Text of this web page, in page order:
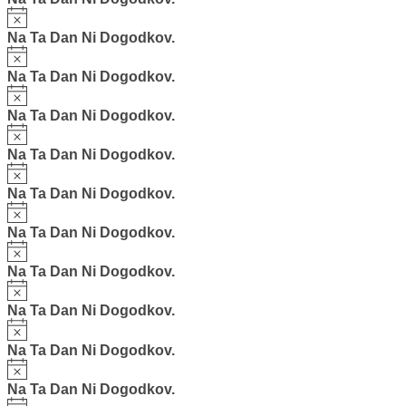
Notice
Na Ta Dan Ni Dogodkov.
Notice
Na Ta Dan Ni Dogodkov.
Notice
Na Ta Dan Ni Dogodkov.
Notice
Na Ta Dan Ni Dogodkov.
Notice
Na Ta Dan Ni Dogodkov.
Notice
Na Ta Dan Ni Dogodkov.
Notice
Na Ta Dan Ni Dogodkov.
Notice
Na Ta Dan Ni Dogodkov.
Notice
Na Ta Dan Ni Dogodkov.
Notice
Na Ta Dan Ni Dogodkov.
Notice